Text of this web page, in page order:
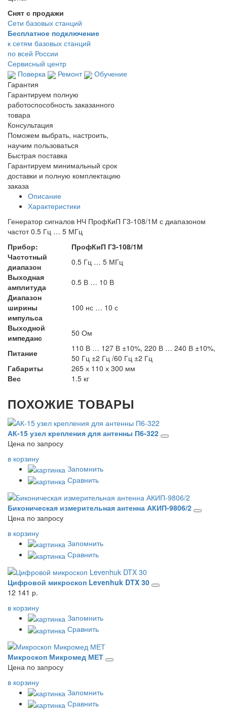
Снят с продажи
Сети базовых станций
Бесплатное подключение
к сетям базовых станций
по всей России
Сервисный центр
Поверка
Ремонт
Обучение
Гарантия
Гарантируем полную
работоспособность заказанного
товара
Консультация
Поможем выбрать, настроить,
научим пользоваться
Быстрая поставка
Гарантируем минимальный срок
доставки и полную комплектацию
заказа
Описание
Характеристики
Генератор сигналов НЧ ПрофКиП Г3-108/1М с диапазоном
частот 0.5 Гц … 5 МГц
Прибор:
ПрофКиП Г3-108/1М
Частотный
диапазон
0.5 Гц … 5 МГц
Выходная
амплитуда
0.5 В … 10 В
Диапазон
ширины
импульса
100 нс … 10 с
Выходной
импеданс
50 Ом
Питание
110 В … 127 В ±10%, 220 В … 240 В ±10%,
50 Гц ±2 Гц /60 Гц ±2 Гц
Габариты
265 х 110 х 300 мм
Вес
1.5 кг
ПОХОЖИЕ ТОВАРЫ
АК-15 узел крепления для антенны П6-322
Цена по запросу
в корзину
Запомнить
Сравнить
Биконическая измерительная антенна АКИП-9806/2
Цена по запросу
в корзину
Запомнить
Сравнить
Цифровой микроскоп Levenhuk DTX 30
12 141 р.
в корзину
Запомнить
Сравнить
Микроскоп Микромед МЕТ
Цена по запросу
в корзину
Запомнить
Сравнить